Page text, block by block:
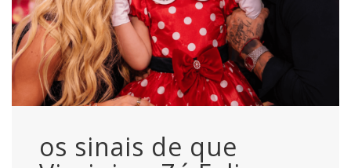
os sinais de que